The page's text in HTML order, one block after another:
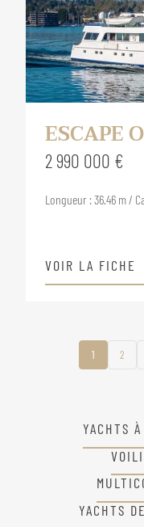
ESCAPE
2 990 000 €
Longueur : 36.46 m /
VOIR LA FICHE
1 2
YACHTS
YACHTS